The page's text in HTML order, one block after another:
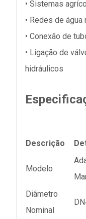
• Sistemas
• Redes de
• Conexão de
• Ligação de
hidráulicos
Descrição
Modelo
Diâmetro
Nominal